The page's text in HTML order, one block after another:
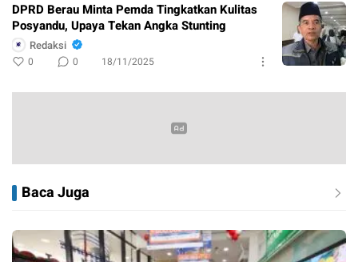
DPRD Berau Minta Pemda Tingkatkan Kulitas
Posyandu, Upaya Tekan Angka Stunting
Redaksi
0 0 18/11/2025
Baca Juga